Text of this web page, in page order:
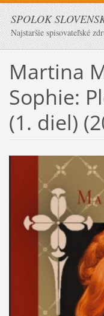
SPOLOK
Najstaršie spisovateľské
Martina
Sophie:
(1. diel)